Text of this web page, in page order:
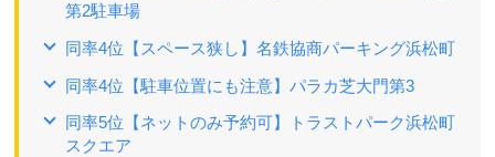
第2駐車場
同率4位【スペース狭し】名鉄協商パーキング浜松町
同率4位【駐車位置にも注意】パラカ芝大門第3
同率5位【ネットのみ予約可】トラストパーク浜松町
スクエア